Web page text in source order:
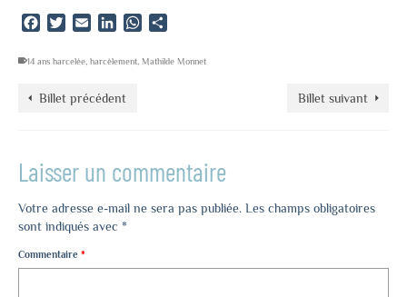
FacebookTwitterEmail LinkedInWhatsApp
14 ans harcelée, harcèlement, Mathilde Monnet
Billet précédent Billet suivant
Laisser un commentaire
Votre adresse e-mail ne sera pas publiée. Les champs obligatoires
sont indiqués avec *
Commentaire *